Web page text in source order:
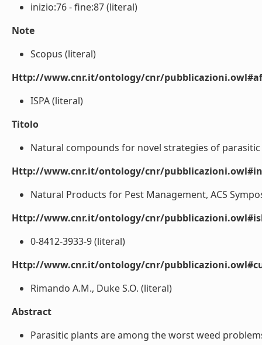
inizio:76 - fine:87 (literal)
Note
Scopus (literal)
Http://www.cnr.it/ontology/cnr/
ISPA (literal)
Titolo
Natural compounds for novel strategies of
Http://www.cnr.it/ontology/cnr/
Natural Products for Pest Management, ACS
Http://www.cnr.it/ontology/cnr/
0-8412-3933-9 (literal)
Http://www.cnr.it/ontology/cnr/
Rimando A.M., Duke S.O. (literal)
Abstract
Parasitic plants are among the worst weed